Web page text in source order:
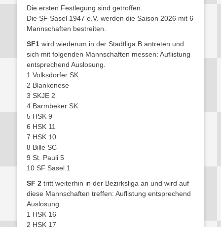
Die ersten Festlegung sind getroffen.
Die SF Sasel 1947 e.V. werden die Saison 2026 mit 6
Mannschaften bestreiten.
SF1 wird wiederum in der Stadtliga B antreten und
sich mit folgenden Mannschaften messen: Auflistung
entsprechend Auslosung.
1 Volksdorfer SK
2 Blankenese
3 SKJE 2
4 Barmbeker SK
5 HSK 9
6 HSK 11
7 HSK 10
8 Bille SC
9 St. Pauli 5
10 SF Sasel 1
SF 2 tritt weiterhin in der Bezirksliga an und wird auf
diese Mannschaften treffen: Auflistung entsprechend
Auslosung.
1 HSK 16
2 HSK 17